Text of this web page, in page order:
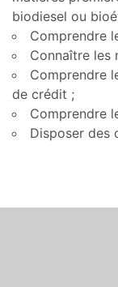
biodiesel ou
Comprendre
Connaître les
Comprendre
de crédit ;
Comprendre
Disposer des